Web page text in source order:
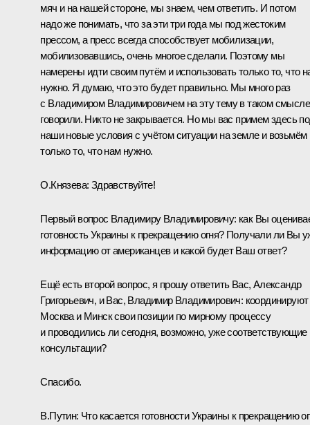
мяч и на нашей стороне, мы знаем, чем ответить. И потом
надо же понимать, что за эти три года мы под жестоким
прессом, а пресс всегда способствует мобилизации,
мобилизовавшись, очень многое сделали. Поэтому мы
намерены идти своим путём и использовать только то, что
нужно. Я думаю, что это будет правильно. Мы много раз
с Владимиром Владимировичем на эту тему в таком смысле
говорили. Никто не закрывается. Но мы вас примем здесь
наши новые условия с учётом ситуации на земле и возьмём
только то, что нам нужно.
О.Князева: Здравствуйте!
Первый вопрос Владимиру Владимировичу: как Вы
готовность Украины к прекращению огня? Получали ли Вы
информацию от американцев и какой будет Ваш ответ?
Ещё есть второй вопрос, я прошу ответить Вас, Александр
Григорьевич, и Вас, Владимир Владимирович:
Москва и Минск свои позиции по мирному процессу
и проводились ли сегодня, возможно, уже соответствующие
консультации?
Спасибо.
В.Путин: Что касается готовности Украины к прекращению